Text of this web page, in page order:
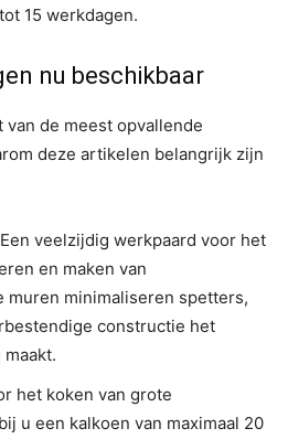
15 werkdagen.
nu beschikbaar
de meest opvallende
deze artikelen belangrijk zijn
Een veelzijdig werkpaard voor het
en maken van
muren minimaliseren spetters,
constructie het
het koken van grote
u een kalkoen van maximaal 20